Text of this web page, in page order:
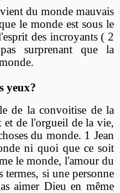
du monde mauvais
le monde est sous le
des incroyants ( 2
surprenant que la
yeux?
de la convoitise de la
et de l'orgueil de la vie,
du monde. 1 Jean
ni quoi que ce soit
le monde, l'amour du
termes, si une personne
aimer Dieu en même